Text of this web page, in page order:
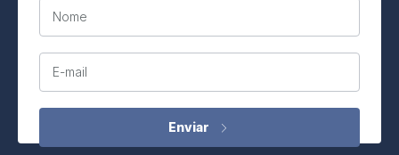
Nome
E-mail